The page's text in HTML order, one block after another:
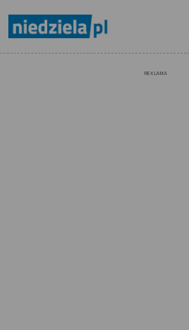
REKLAMA